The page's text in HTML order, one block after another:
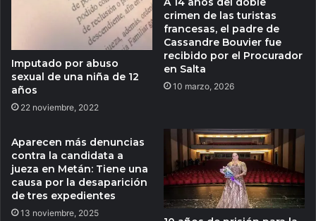
Imputado por abuso
sexual de una niña de 12
años
22 noviembre, 2022
crimen de las turistas
francesas, el padre de
Cassandre Bouvier fue
recibido por el Procurador
en Salta
10 marzo, 2026
Aparecen más denuncias
contra la candidata a
jueza en Metán: Tiene una
causa por la desaparición
de tres expedientes
13 noviembre, 2025